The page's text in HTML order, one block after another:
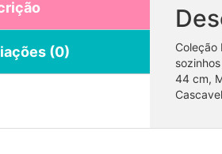
(0)
Coleção
44 cm,